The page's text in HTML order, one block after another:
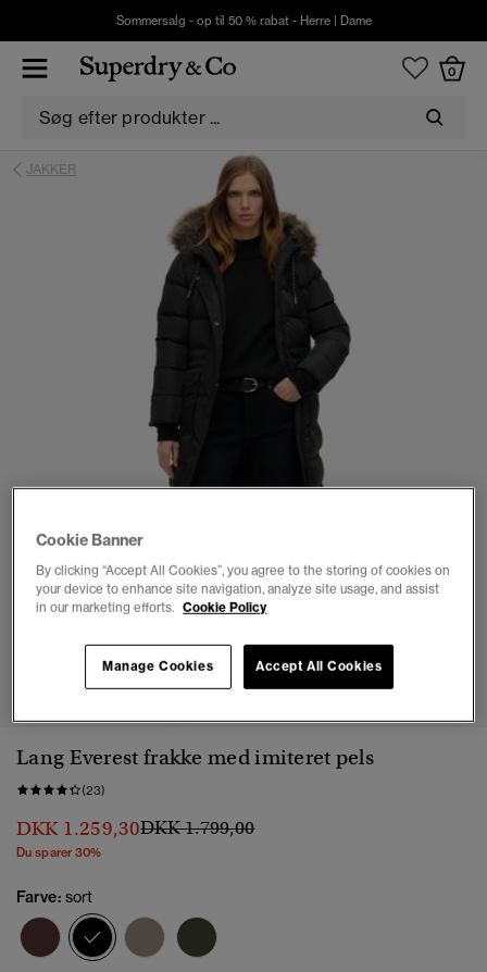
Sommersalg - op til 50 % rabat - Herre| Dame
0
JAKKER
1 2 3 5 6 7
Lang Everest frakke med imiteret pels
(23)
DKK 1.259,30Pris nedsat fra
DKK 1.799,00til
Du sparer 30%
Farve: sort
valgt
Cookie Banner
By clicking “Accept All Cookies”, you agree to the storing of cookies on
your device to enhance site navigation, analyze site usage, and assist
in our marketing efforts. Cookie Policy
Accept All Cookies
Manage Cookies